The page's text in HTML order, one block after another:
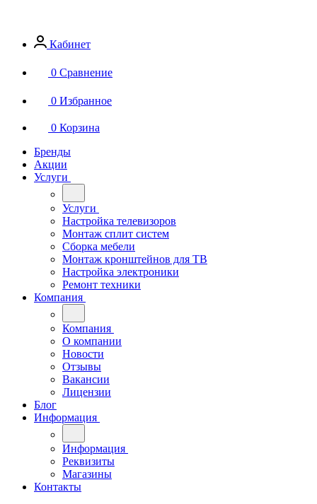
Избранное
0 Корзина
Бренды
Акции
Услуги
Услуги
Настройка телевизоров
Монтаж сплит систем
Сборка мебели
Монтаж кронштейнов для ТВ
Настройка электроники
Ремонт техники
Компания
Компания
О компании
Новости
Отзывы
Вакансии
Лицензии
Блог
Информация
Информация
Реквизиты
Магазины
Контакты
8 (800) 533-98-66